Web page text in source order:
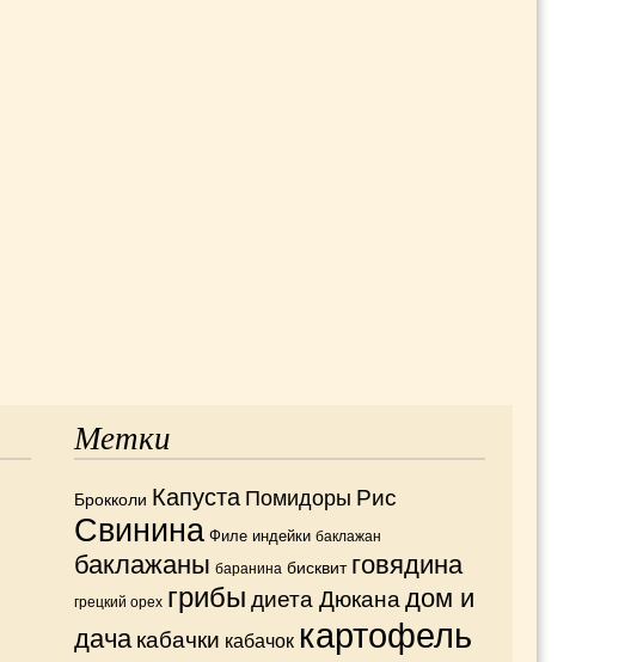
Метки
Брокколи Капуста Помидоры Рис
Свинина Филе индейки баклажан
баклажаны баранина бисквит говядина
грецкий орех грибы диета Дюкана дом и
дача кабачки кабачок картофель